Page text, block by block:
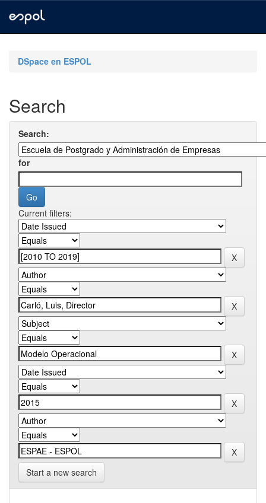
navigationDSpace en ESPOL
Search
Search:
for
Current filters:
Start a new search